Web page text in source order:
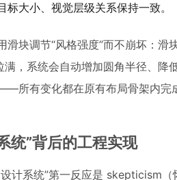
标大小、视觉层级关系保持一致。
滑块调节“风格强度”而不崩坏：
满，系统会自动增加圆角半径、
所有变化都在原有布局骨架内完
统”背后的工程实现
计系统”第一反应是 skepticism